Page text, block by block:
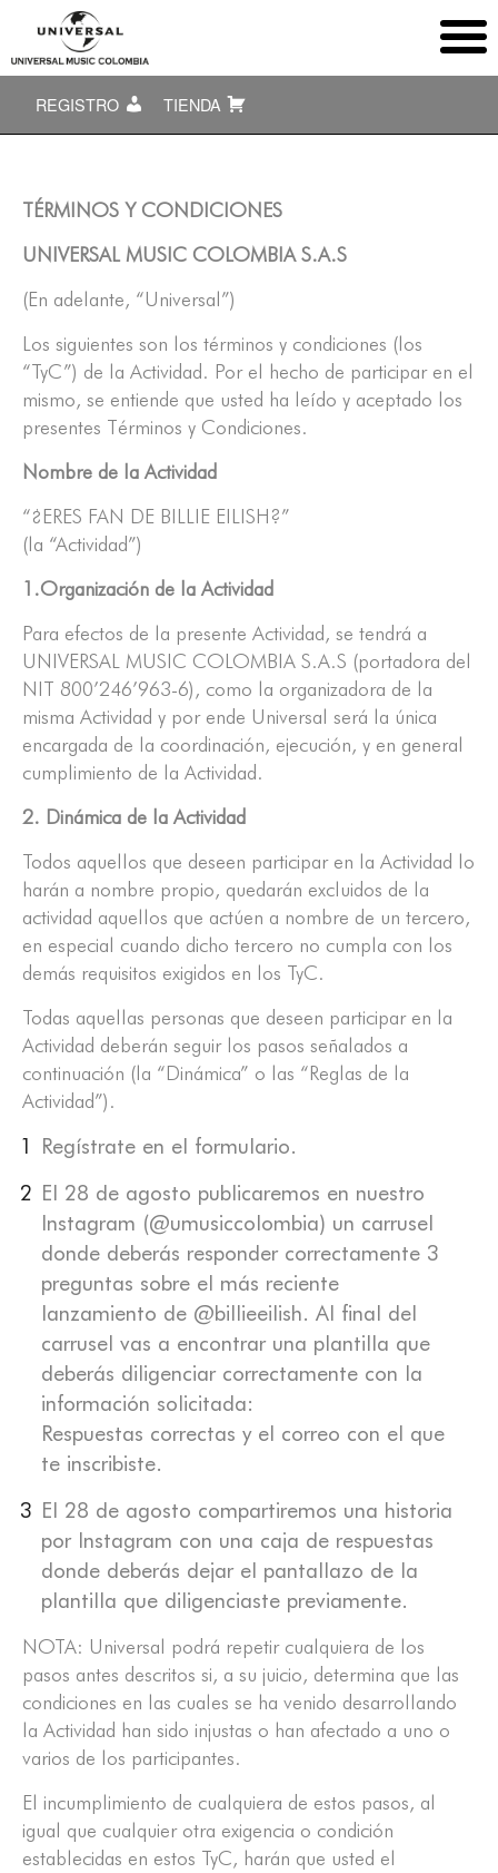
REGISTRO TIENDA
TÉRMINOS Y CONDICIONES
UNIVERSAL MUSIC COLOMBIA S.A.S
(En adelante, “Universal”)
Los siguientes son los términos y condiciones (los
“TyC”) de la Actividad. Por el hecho de participar en el
mismo, se entiende que usted ha leído y aceptado los
presentes Términos y Condiciones.
Nombre de la Actividad
“¿ERES FAN DE BILLIE EILISH?”
(la “Actividad”)
1.Organización de la Actividad
Para efectos de la presente Actividad, se tendrá a
UNIVERSAL MUSIC COLOMBIA S.A.S (portadora del
NIT 800’246’963-6), como la organizadora de la
misma Actividad y por ende Universal será la única
encargada de la coordinación, ejecución, y en general
cumplimiento de la Actividad.
2. Dinámica de la Actividad
Todos aquellos que deseen participar en la Actividad lo
harán a nombre propio, quedarán excluidos de la
actividad aquellos que actúen a nombre de un tercero,
en especial cuando dicho tercero no cumpla con los
demás requisitos exigidos en los TyC.
Todas aquellas personas que deseen participar en la
Actividad deberán seguir los pasos señalados a
continuación (la “Dinámica” o las “Reglas de la
Actividad”).
Regístrate en el formulario.
El 28 de agosto publicaremos en nuestro
Instagram (@umusiccolombia) un carrusel
donde deberás responder correctamente 3
preguntas sobre el más reciente
lanzamiento de @billieeilish. Al final del
carrusel vas a encontrar una plantilla que
deberás diligenciar correctamente con la
información solicitada:
Respuestas correctas y el correo con el que
te inscribiste.
El 28 de agosto compartiremos una historia
por Instagram con una caja de respuestas
donde deberás dejar el pantallazo de la
plantilla que diligenciaste previamente.
NOTA: Universal podrá repetir cualquiera de los
pasos antes descritos si, a su juicio, determina que las
condiciones en las cuales se ha venido desarrollando
la Actividad han sido injustas o han afectado a uno o
varios de los participantes.
El incumplimiento de cualquiera de estos pasos, al
igual que cualquier otra exigencia o condición
establecidas en estos TyC, harán que usted el